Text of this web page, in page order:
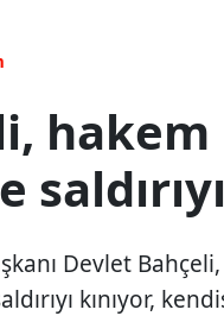
Devlet
kınıyor,